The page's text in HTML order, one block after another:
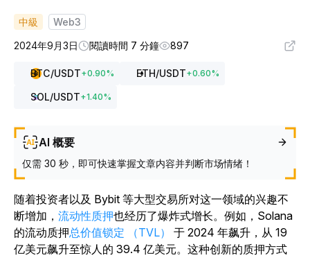
中級
Web3
2024年9月3日
閱讀時間 7 分鐘 897
BTC/USDT+0.90% ETH/USDT+0.60%
SOL/USDT+1.40%
AI 概要
仅需 30 秒，即可快速掌握文章内容并判断市场情绪！
随着投资者以及 Bybit 等大型交易所对这一领域的兴趣不
断增加， 流动性质押也经历了爆炸式增长。例如，Solana
的流动质押总价值锁定 （TVL）
于 2024 年飙升，从 19
亿美元飙升至惊人的 39.4 亿美元。这种创新的质押方式